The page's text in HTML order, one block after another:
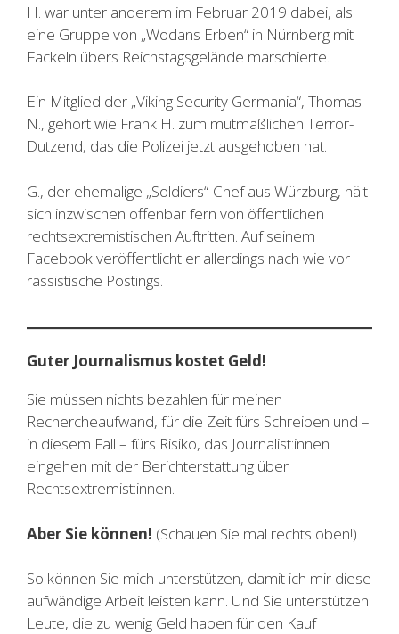
H. war unter anderem im Februar 2019 dabei, als
eine Gruppe von „Wodans Erben“ in Nürnberg mit
Fackeln übers Reichstagsgelände marschierte.
Ein Mitglied der „Viking Security Germania“, Thomas
N., gehört wie Frank H. zum mutmaßlichen Terror-
Dutzend, das die Polizei jetzt ausgehoben hat.
G., der ehemalige „Soldiers“-Chef aus Würzburg, hält
sich inzwischen offenbar fern von öffentlichen
rechtsextremistischen Auftritten. Auf seinem
Facebook veröffentlicht er allerdings nach wie vor
rassistische Postings.
Guter Journalismus kostet Geld!
Sie müssen nichts bezahlen für meinen
Rechercheaufwand, für die Zeit fürs Schreiben und –
in diesem Fall – fürs Risiko, das Journalist:innen
eingehen mit der Berichterstattung über
Rechtsextremist:innen.
Aber Sie können! (Schauen Sie mal rechts oben!)
So können Sie mich unterstützen, damit ich mir diese
aufwändige Arbeit leisten kann. Und Sie unterstützen
Leute, die zu wenig Geld haben für den Kauf